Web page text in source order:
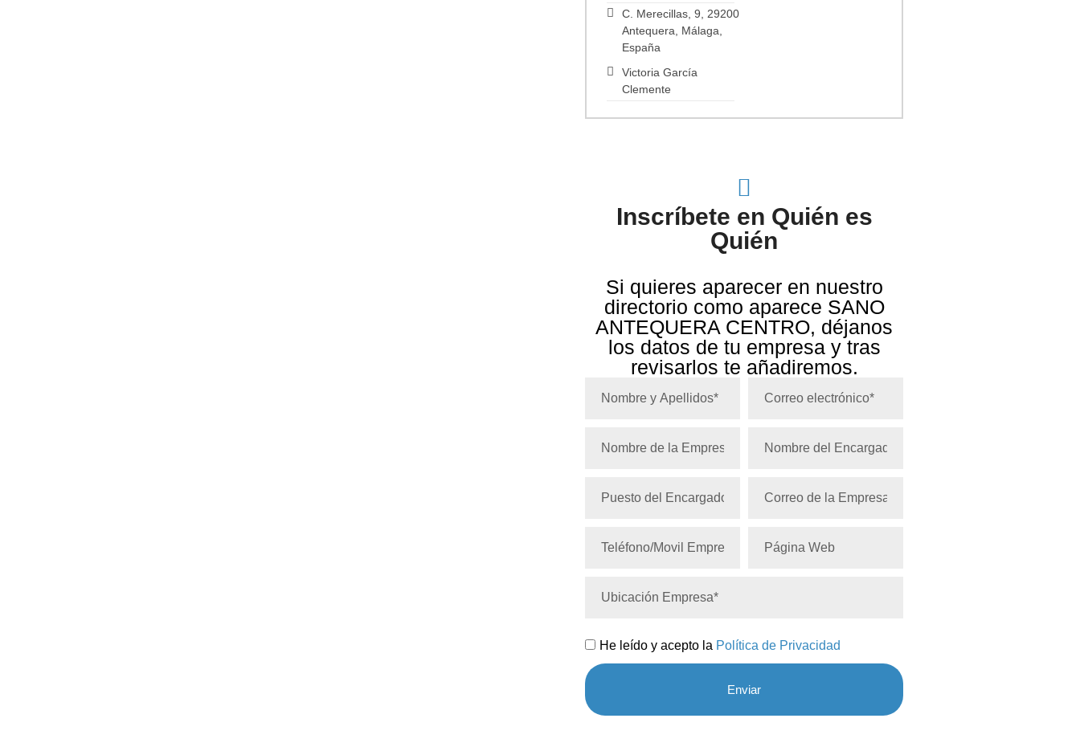
C. Merecillas, 9, 29200
Antequera, Málaga,
España
Victoria García
Clemente
Inscríbete en Quién es
Quién
Si quieres aparecer en nuestro
directorio como aparece SANO
ANTEQUERA CENTRO, déjanos
los datos de tu empresa y tras
revisarlos te añadiremos.
He leído y acepto la Política de Privacidad
Enviar